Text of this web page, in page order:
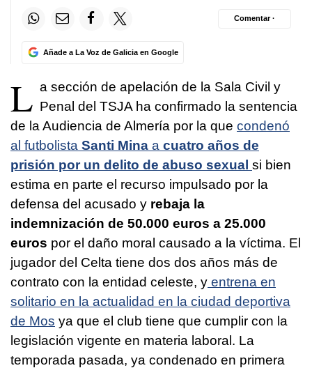
Añade a La Voz de Galicia en Google
Comentar ·
L a sección de apelación de la Sala Civil y
Penal del TSJA ha confirmado la sentencia
de la Audiencia de Almería por la que condenó
al futbolista Santi Mina a cuatro años de
prisión por un delito de abuso sexual si bien
estima en parte el recurso impulsado por la
defensa del acusado y rebaja la
indemnización de 50.000 euros a 25.000
euros por el daño moral causado a la víctima. El
jugador del Celta tiene dos dos años más de
contrato con la entidad celeste, y entrena en
solitario en la actualidad en la ciudad deportiva
de Mos ya que el club tiene que cumplir con la
legislación vigente en materia laboral. La
temporada pasada, ya condenado en primera